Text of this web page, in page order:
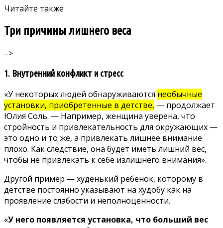
Читайте также
Три причины лишнего веса
–>
1. Внутренний конфликт и стресс
«У некоторых людей обнаруживаются необычные
установки, приобретенные в детстве, — продолжает
Юлия Соль. — Например, женщина уверена, что
стройность и привлекательность для окружающих —
это одно и то же, а привлекать лишнее внимание
плохо. Как следствие, она будет иметь лишний вес,
чтобы не привлекать к себе излишнего внимания».
Другой пример — худенький ребенок, которому в
детстве постоянно указывают на худобу как на
проявление слабости и неполноценности.
«У него появляется установка, что больший вес